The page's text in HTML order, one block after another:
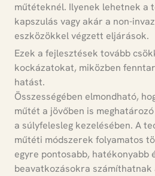
műtéteknél. Ilyenek lehetnek a
kapszulás vagy akár a non-
eszközökkel végzett eljárások.
Ezek a fejlesztések tovább
kockázatokat, miközben
hatást.
Összességében elmondható,
műtét a jövőben is
a súlyfelesleg kezelésében. A
műtéti módszerek folyamatos
egyre pontosabb, hatékonyabb
beavatkozásokra számíthatnak